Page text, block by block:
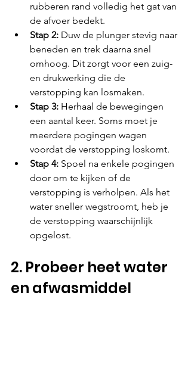
rubberen rand volledig het gat van
de afvoer bedekt.
Stap 2: Duw de plunger stevig naar
beneden en trek daarna snel
omhoog. Dit zorgt voor een zuig-
en drukwerking die de
verstopping kan losmaken.
Stap 3: Herhaal de bewegingen
een aantal keer. Soms moet je
meerdere pogingen wagen
voordat de verstopping loskomt.
Stap 4: Spoel na enkele pogingen
door om te kijken of de
verstopping is verholpen. Als het
water sneller wegstroomt, heb je
de verstopping waarschijnlijk
opgelost.
2. Probeer heet water
en afwasmiddel